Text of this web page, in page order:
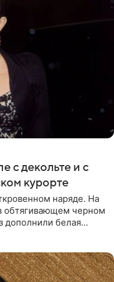
с декольте и с
курорте
наряде. На
обтягивающем черном
дополнили белая